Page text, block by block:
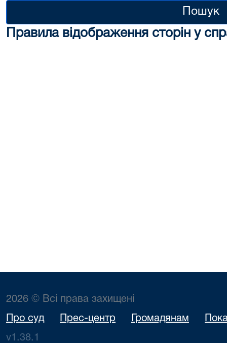
Пошук
Правила відображення сторін у
2026 © Всі права захищені
Про суд Прес-центр Громадянам
v1.38.1